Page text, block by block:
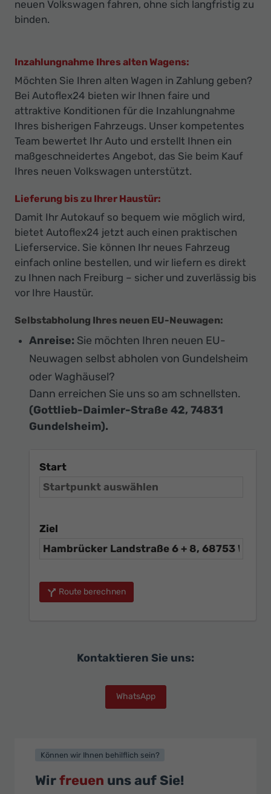
neuen Volkswagen fahren, ohne sich langfristig zu
binden.
Inzahlungnahme Ihres alten Wagens:
Möchten Sie Ihren alten Wagen in Zahlung geben?
Bei Autoflex24 bieten wir Ihnen faire und
attraktive Konditionen für die Inzahlungnahme
Ihres bisherigen Fahrzeugs. Unser kompetentes
Team bewertet Ihr Auto und erstellt Ihnen ein
maßgeschneidertes Angebot, das Sie beim Kauf
Ihres neuen Volkswagen unterstützt.
Lieferung bis zu Ihrer Haustür:
Damit Ihr Autokauf so bequem wie möglich wird,
bietet Autoflex24 jetzt auch einen praktischen
Lieferservice. Sie können Ihr neues Fahrzeug
einfach online bestellen, und wir liefern es direkt
zu Ihnen nach Freiburg – sicher und zuverlässig bis
vor Ihre Haustür.
Selbstabholung Ihres neuen EU-Neuwagen:
Anreise: Sie möchten Ihren neuen EU-
Neuwagen selbst abholen von Gundelsheim
oder Waghäusel?
Dann erreichen Sie uns so am schnellsten.
(Gottlieb-Daimler-Straße 42, 74831
Gundelsheim).
Start
Ziel
Route berechnen
Kontaktieren Sie uns:
WhatsApp
Können wir Ihnen behilflich sein?
Wirfreuen uns auf Sie!